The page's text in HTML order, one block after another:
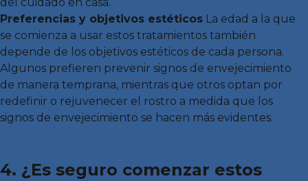
Preferencias y objetivos estéticos La edad a la que
se comienza a usar estos tratamientos también
depende de los objetivos estéticos de cada persona.
Algunos prefieren prevenir signos de envejecimiento
de manera temprana, mientras que otros optan por
redefinir o rejuvenecer el rostro a medida que los
signos de envejecimiento se hacen más evidentes.
4. ¿Es seguro comenzar estos